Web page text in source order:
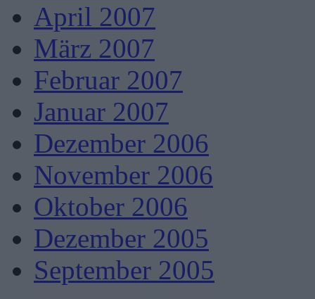
April 2007
März 2007
Februar 2007
Januar 2007
Dezember 2006
November 2006
Oktober 2006
Dezember 2005
September 2005